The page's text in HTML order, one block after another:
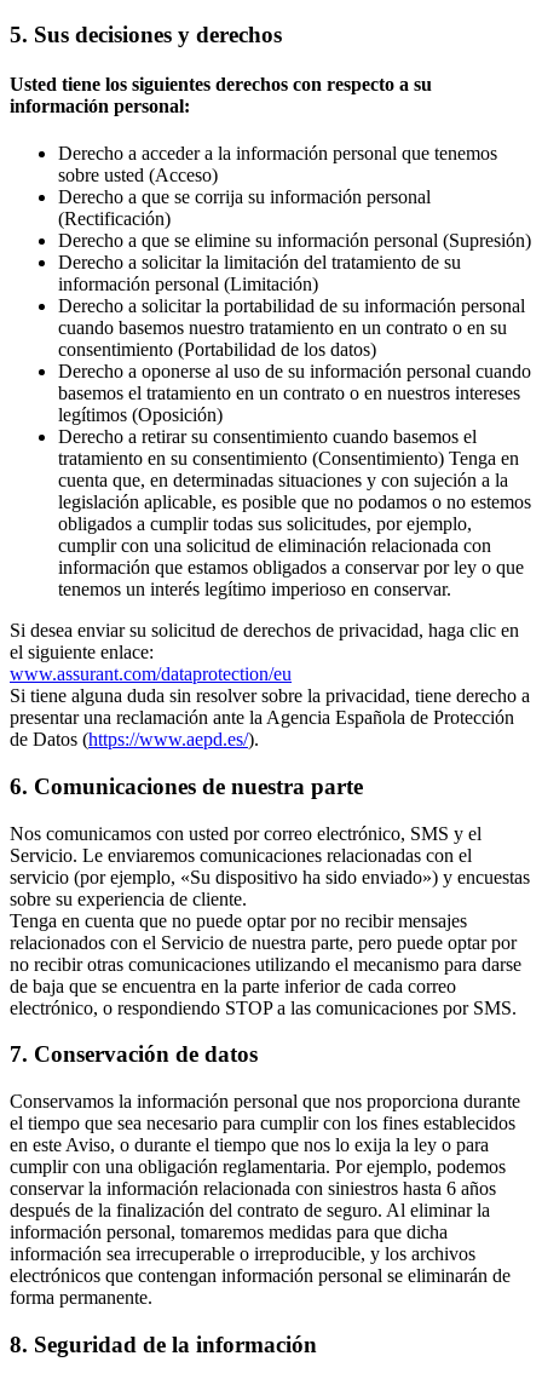
5. Sus decisiones y derechos
Usted tiene los siguientes derechos con respecto a su
información personal:
Derecho a acceder a la información personal que tenemos
sobre usted (Acceso)
Derecho a que se corrija su información personal
(Rectificación)
Derecho a que se elimine su información personal (Supresión)
Derecho a solicitar la limitación del tratamiento de su
información personal (Limitación)
Derecho a solicitar la portabilidad de su información personal
cuando basemos nuestro tratamiento en un contrato o en su
consentimiento (Portabilidad de los datos)
Derecho a oponerse al uso de su información personal cuando
basemos el tratamiento en un contrato o en nuestros intereses
legítimos (Oposición)
Derecho a retirar su consentimiento cuando basemos el
tratamiento en su consentimiento (Consentimiento) Tenga en
cuenta que, en determinadas situaciones y con sujeción a la
legislación aplicable, es posible que no podamos o no estemos
obligados a cumplir todas sus solicitudes, por ejemplo,
cumplir con una solicitud de eliminación relacionada con
información que estamos obligados a conservar por ley o que
tenemos un interés legítimo imperioso en conservar.
Si desea enviar su solicitud de derechos de privacidad, haga clic en
el siguiente enlace:
www.assurant.com/dataprotection/eu
Si tiene alguna duda sin resolver sobre la privacidad, tiene derecho a
presentar una reclamación ante la Agencia Española de Protección
de Datos (https://www.aepd.es/).
6. Comunicaciones de nuestra parte
Nos comunicamos con usted por correo electrónico, SMS y el
Servicio. Le enviaremos comunicaciones relacionadas con el
servicio (por ejemplo, «Su dispositivo ha sido enviado») y encuestas
sobre su experiencia de cliente.
Tenga en cuenta que no puede optar por no recibir mensajes
relacionados con el Servicio de nuestra parte, pero puede optar por
no recibir otras comunicaciones utilizando el mecanismo para darse
de baja que se encuentra en la parte inferior de cada correo
electrónico, o respondiendo STOP a las comunicaciones por SMS.
7. Conservación de datos
Conservamos la información personal que nos proporciona durante
el tiempo que sea necesario para cumplir con los fines establecidos
en este Aviso, o durante el tiempo que nos lo exija la ley o para
cumplir con una obligación reglamentaria. Por ejemplo, podemos
conservar la información relacionada con siniestros hasta 6 años
después de la finalización del contrato de seguro. Al eliminar la
información personal, tomaremos medidas para que dicha
información sea irrecuperable o irreproducible, y los archivos
electrónicos que contengan información personal se eliminarán de
forma permanente.
8. Seguridad de la información